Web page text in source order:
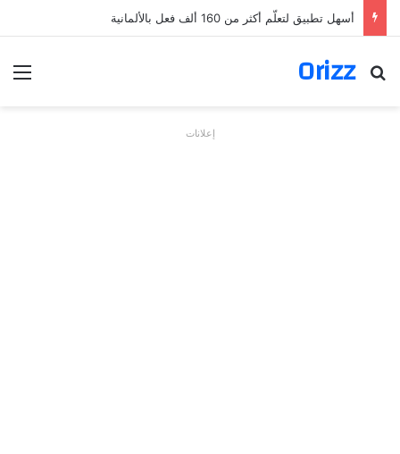
أسهل تطبيق لتعلّم أكثر من 160 ألف فعل بالألمانية
Orizz
بحث عن
إعلانات